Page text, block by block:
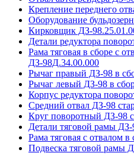
Крепление переднего
Оборудование
Кирковщик ДЗ-
Детали редуктора
Рама тяговая в сборе с
ДЗ-98Д.34.00.000
Рычаг правый ДЗ-98 в
Рычаг левый ДЗ-98 в
Корпус редуктора
Средний отвал ДЗ-98
Круг поворотный ДЗ-98
Детали тяговой рамы ДЗ-
Рама тяговая с отвалом в
Подвеска тяговой рамы